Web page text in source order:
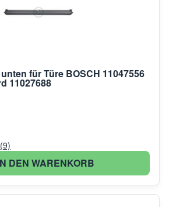
für Türe BOSCH 11047556
11027688
(9)
DEN WARENKORB